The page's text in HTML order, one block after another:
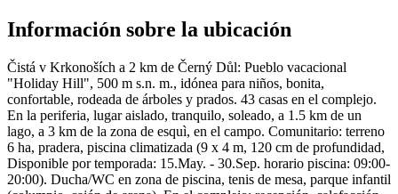
Información sobre la ubicación
Čistá v Krkonoších a 2 km de Černý Důl: Pueblo vacacional
"Holiday Hill", 500 m s.n. m., idónea para niños, bonita,
confortable, rodeada de árboles y prados. 43 casas en el complejo.
En la periferia, lugar aislado, tranquilo, soleado, a 1.5 km de un
lago, a 3 km de la zona de esquì, en el campo. Comunitario: terreno
6 ha, pradera, piscina climatizada (9 x 4 m, 120 cm de profundidad,
Disponible por temporada: 15.May. - 30.Sep. horario piscina: 09:00-
20:00). Ducha/WC en zona de piscina, tenis de mesa, parque infantil